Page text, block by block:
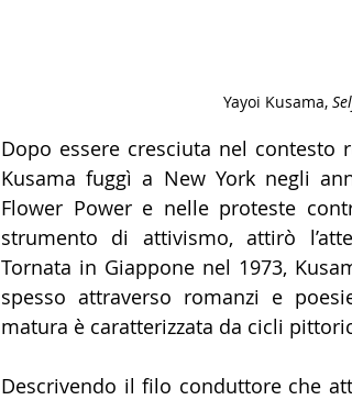
Yayoi Kusama,
Dopo essere cresciuta nel contesto
Kusama fuggì a New York negli
Flower Power e nelle proteste
strumento di attivismo, attirò
Tornata in Giappone nel 1973,
spesso attraverso romanzi e
matura è caratterizzata da cicli
Descrivendo il filo conduttore che